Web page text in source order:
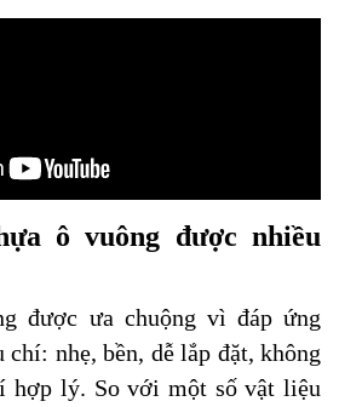
ô vuông được nhiều
được ưa chuộng vì đáp ứng
nhẹ, bền, dễ lắp đặt, không
hợp lý. So với một số vật liệu